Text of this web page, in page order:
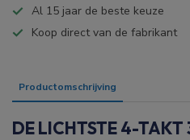
Al 15 jaar de beste keuze
Koop direct van de fabrikant
Productomschrijving
DE LICHTSTE 4-TAKT